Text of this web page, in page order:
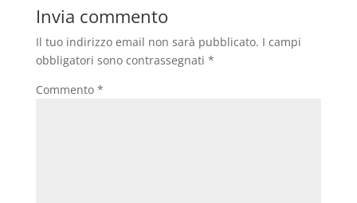
Invia commento
Il tuo indirizzo email non sarà pubblicato. I campi
obbligatori sono contrassegnati *
Commento *